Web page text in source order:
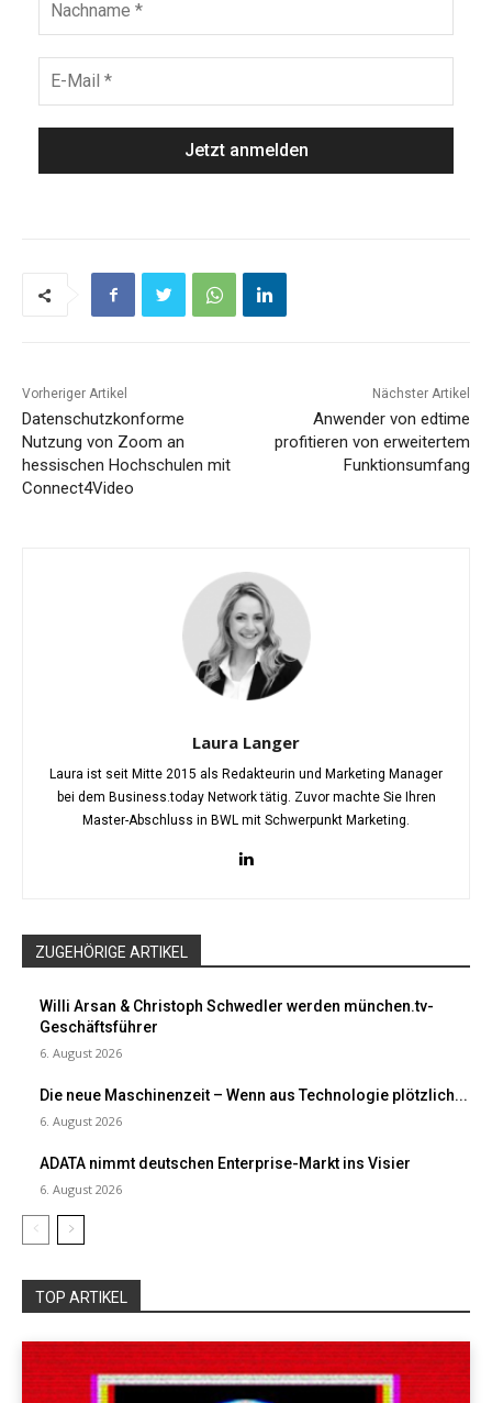
Vorheriger Artikel
Datenschutzkonforme
Nutzung von Zoom an
hessischen Hochschulen mit
Connect4Video
Nächster Artikel
Anwender von edtime
profitieren von erweitertem
Funktionsumfang
Laura Langer
Laura ist seit Mitte 2015 als Redakteurin und Marketing Manager
bei dem Business.today Network tätig. Zuvor machte Sie Ihren
Master-Abschluss in BWL mit Schwerpunkt Marketing.
ZUGEHÖRIGE ARTIKEL
Willi Arsan & Christoph Schwedler werden münchen.tv-
Geschäftsführer
6. August 2026
Die neue Maschinenzeit – Wenn aus Technologie plötzlich...
6. August 2026
ADATA nimmt deutschen Enterprise-Markt ins Visier
6. August 2026
TOP ARTIKEL